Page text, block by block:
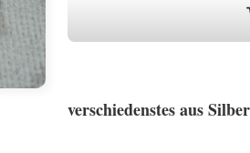
verschiedenstes aus